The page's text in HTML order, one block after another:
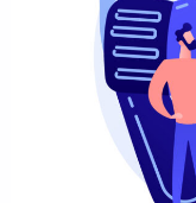
kampania